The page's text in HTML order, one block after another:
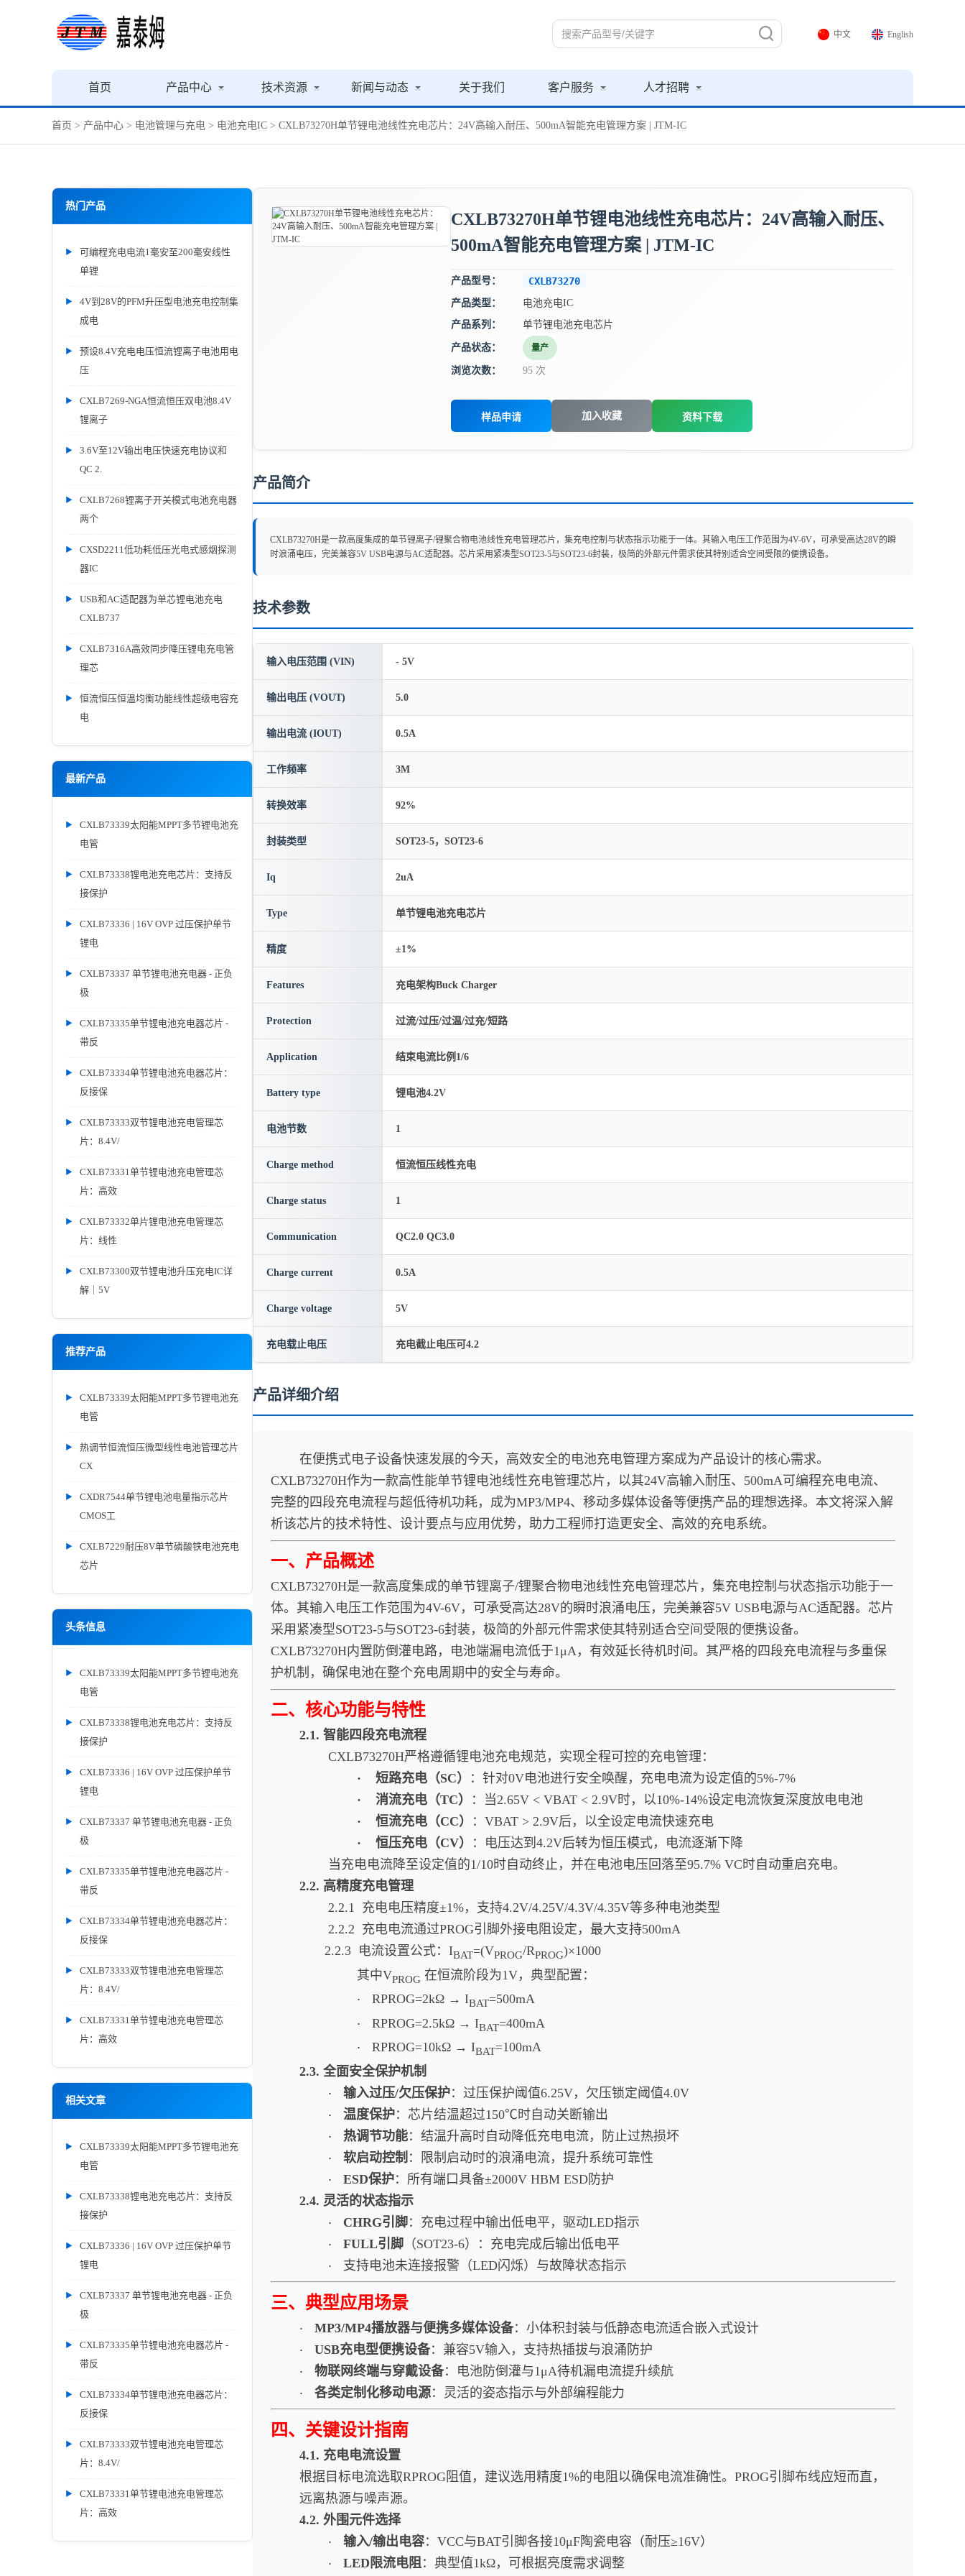
中文 English
首页 产品中心 技术资源 新闻与动态 关于我们 客户服务 人才招聘
首页 > 产品中心 > 电池管理与充电 > 电池充电IC > CXLB73270H单节锂电池线性充电芯片：24V高输入耐压、500mA智能充电管理方案 | JTM-IC
热门产品
可编程充电电流1毫安至200毫安线性
单锂
4V到28V的PFM升压型电池充电控制集
成电
预设8.4V充电电压恒流锂离子电池用电
压
CXLB7269-NGA恒流恒压双电池8.4V
锂离子
3.6V至12V输出电压快速充电协议和
QC 2.
CXLB7268锂离子开关模式电池充电器
两个
CXSD2211低功耗低压光电式感烟探测
器IC
USB和AC适配器为单芯锂电池充电
CXLB737
CXLB7316A高效同步降压锂电充电管
理芯
恒流恒压恒温均衡功能线性超级电容充
电
最新产品
CXLB73339太阳能MPPT多节锂电池充
电管
CXLB73338锂电池充电芯片：支持反
接保护
CXLB73336 | 16V OVP 过压保护单节
锂电
CXLB73337 单节锂电池充电器 - 正负
极
CXLB73335单节锂电池充电器芯片 -
带反
CXLB73334单节锂电池充电器芯片：
反接保
CXLB73333双节锂电池充电管理芯
片：8.4V/
CXLB73331单节锂电池充电管理芯
片：高效
CXLB73332单片锂电池充电管理芯
片：线性
CXLB73300双节锂电池升压充电IC详
解｜5V
推荐产品
CXLB73339太阳能MPPT多节锂电池充
电管
热调节恒流恒压微型线性电池管理芯片
CX
CXDR7544单节锂电池电量指示芯片
CMOS工
CXLB7229耐压8V单节磷酸铁电池充电
芯片
头条信息
CXLB73339太阳能MPPT多节锂电池充
电管
CXLB73338锂电池充电芯片：支持反
接保护
CXLB73336 | 16V OVP 过压保护单节
锂电
CXLB73337 单节锂电池充电器 - 正负
极
CXLB73335单节锂电池充电器芯片 -
带反
CXLB73334单节锂电池充电器芯片：
反接保
CXLB73333双节锂电池充电管理芯
片：8.4V/
CXLB73331单节锂电池充电管理芯
片：高效
相关文章
CXLB73339太阳能MPPT多节锂电池充
电管
CXLB73338锂电池充电芯片：支持反
接保护
CXLB73336 | 16V OVP 过压保护单节
锂电
CXLB73337 单节锂电池充电器 - 正负
极
CXLB73335单节锂电池充电器芯片 -
带反
CXLB73334单节锂电池充电器芯片：
反接保
CXLB73333双节锂电池充电管理芯
片：8.4V/
CXLB73331单节锂电池充电管理芯
片：高效
CXLB73270H单节锂电池线性充电芯片：24V高输入耐压、
500mA智能充电管理方案 | JTM-IC
产品型号： CXLB73270
产品类型：
电池充电IC
产品系列：
单节锂电池充电芯片
产品状态： 量产
浏览次数： 95 次
样品申请 加入收藏 资料下载
产品简介
CXLB73270H是一款高度集成的单节锂离子/锂聚合物电池线性充电管理芯片，集充电控制与状态指示功能于一体。其输入电压工作范围为4V-6V，可承受高达28V的瞬
时浪涌电压，完美兼容5V USB电源与AC适配器。芯片采用紧凑型SOT23-5与SOT23-6封装，极简的外部元件需求使其特别适合空间受限的便携设备。
技术参数
输入电压范围 (VIN) - 5V
输出电压 (VOUT) 5.0
输出电流 (IOUT) 0.5A
工作频率 3M
转换效率 92%
封装类型 SOT23-5，SOT23-6
Iq 2uA
Type 单节锂电池充电芯片
精度 ±1%
Features 充电架构Buck Charger
Protection 过流/过压/过温/过充/短路
Application 结束电流比例1/6
Battery type 锂电池4.2V
电池节数 1
Charge method 恒流恒压线性充电
Charge status 1
Communication QC2.0 QC3.0
Charge current 0.5A
Charge voltage 5V
充电载止电压 充电截止电压可4.2
产品详细介绍
在便携式电子设备快速发展的今天，高效安全的电池充电管理方案成为产品设计的核心需求。
CXLB73270H作为一款高性能单节锂电池线性充电管理芯片，以其24V高输入耐压、500mA可编程充电电流、
完整的四段充电流程与超低待机功耗，成为MP3/MP4、移动多媒体设备等便携产品的理想选择。本文将深入解
析该芯片的技术特性、设计要点与应用优势，助力工程师打造更安全、高效的充电系统。
一、产品概述
CXLB73270H是一款高度集成的单节锂离子/锂聚合物电池线性充电管理芯片，集充电控制与状态指示功能于一
体。其输入电压工作范围为4V-6V，可承受高达28V的瞬时浪涌电压，完美兼容5V USB电源与AC适配器。芯片
采用紧凑型SOT23-5与SOT23-6封装，极简的外部元件需求使其特别适合空间受限的便携设备。
CXLB73270H内置防倒灌电路，电池端漏电流低于1μA，有效延长待机时间。其严格的四段充电流程与多重保
护机制，确保电池在整个充电周期中的安全与寿命。
二、核心功能与特性
2.1. 智能四段充电流程
CXLB73270H严格遵循锂电池充电规范，实现全程可控的充电管理：
· 短路充电（SC）
：针对0V电池进行安全唤醒，充电电流为设定值的5%-7%
· 消流充电（TC）
：当2.65V < VBAT < 2.9V时，以10%-14%设定电流恢复深度放电电池
· 恒流充电（CC）
：VBAT > 2.9V后，以全设定电流快速充电
· 恒压充电（CV）
：电压达到4.2V后转为恒压模式，电流逐渐下降
当充电电流降至设定值的1/10时自动终止，并在电池电压回落至95.7% VC时自动重启充电。
2.2. 高精度充电管理
2.2.1 充电电压精度±1%，支持4.2V/4.25V/4.3V/4.35V等多种电池类型
2.2.2 充电电流通过PROG引脚外接电阻设定，最大支持500mA
2.2.3 电流设置公式：IBAT​=(VPROG​/RPROG​)×1000
其中VPROG​ 在恒流阶段为1V，典型配置：
· RPROG​=2kΩ → IBAT​=500mA
· RPROG​=2.5kΩ → IBAT​=400mA
· RPROG​=10kΩ → IBAT​=100mA
2.3. 全面安全保护机制
· 输入过压/欠压保护：过压保护阈值6.25V，欠压锁定阈值4.0V
· 温度保护：芯片结温超过150℃时自动关断输出
· 热调节功能：结温升高时自动降低充电电流，防止过热损坏
· 软启动控制 ：限制启动时的浪涌电流，提升系统可靠性
· ESD保护：所有端口具备±2000V HBM ESD防护
2.4. 灵活的状态指示
· CHRG引脚：充电过程中输出低电平，驱动LED指示
· FULL引脚 （SOT23-6）：充电完成后输出低电平
· 支持电池未连接报警（LED闪烁）与故障状态指示
三、典型应用场景
· MP3/MP4播放器与便携多媒体设备：小体积封装与低静态电流适合嵌入式设计
· USB充电型便携设备：兼容5V输入，支持热插拔与浪涌防护
· 物联网终端与穿戴设备：电池防倒灌与1μA待机漏电流提升续航
· 各类定制化移动电源：灵活的姿态指示与外部编程能力
四、关键设计指南
4.1. 充电电流设置
根据目标电流选取RPROG阻值，建议选用精度1%的电阻以确保电流准确性。PROG引脚布线应短而直，
远离热源与噪声源。
4.2. 外围元件选择
· 输入/输出电容：VCC与BAT引脚各接10μF陶瓷电容（耐压≥16V）
· LED限流电阻 ：典型值1kΩ，可根据亮度需求调整